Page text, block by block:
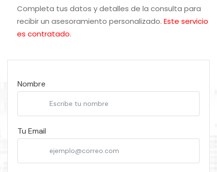
Completa tus datos y detalles de la consulta para
recibir un asesoramiento personalizado. Este servicio
es contratado.
Nombre
Tu Email